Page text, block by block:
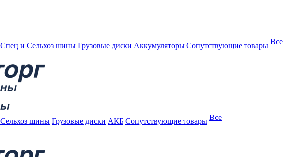
Спец и Сельхоз шины Грузовые диски Аккумуляторы Сопутствующие товары Все
Сельхоз шины Грузовые диски АКБ Сопутствующие товары Все